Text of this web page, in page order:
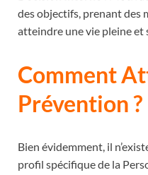
des objectifs, prenant des
atteindre une vie pleine et
Comment
Prévention ?
Bien évidemment, il
profil spécifique de la